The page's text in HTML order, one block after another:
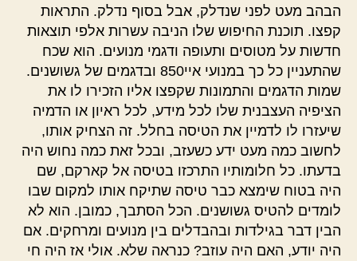
הבהב מעט לפני שנדלק, אבל בסוף נדלק. התראות
קפצו. תוכנת החיפוש שלו הניבה עשרות אלפי תוצאות
חדשות על מטוסים ותעופה ודגמי מנועים. הוא שכח
שהתעניין כל כך במנועי איי850 ובדגמים של גשושנים.
שמות הדגמים והתמונות שקפצו אליו הזכירו לו את
הציפיה העצבנית שלו לכל מידע, לכל ראיון או הדמיה
שיעזרו לו לדמיין את הטיסה בחלל. זה הצחיק אותו,
לחשוב כמה מעט ידע כשעזב, ובכל זאת כמה נחוש היה
בדעתו. כל חלומותיו התרכזו בטיסה אל קארקם, שם
היה בטוח שימצא כבר טיסה שתיקח אותו למקום שבו
לומדים להטיס גשושנים. הכל הסתבך, כמובן. הוא לא
הבין דבר בגילדות ובהבדלים בין מנועים ומרחקים. אם
היה יודע, האם היה עוזב? כנראה שלא. אולי אז היה חי